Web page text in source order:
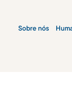
Sobre nós